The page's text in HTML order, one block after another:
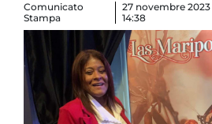
Comunicato
Stampa
27 novembre 2023
14:38